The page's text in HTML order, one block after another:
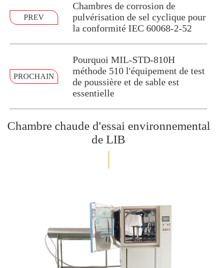
PREV
Chambres de corrosion de
pulvérisation de sel cyclique pour
la conformité IEC 60068-2-52
PROCHAIN
Pourquoi MIL-STD-810H
méthode 510 l'équipement de test
de poussière et de sable est
essentielle
Chambre chaude d'essai environnemental
de LIB